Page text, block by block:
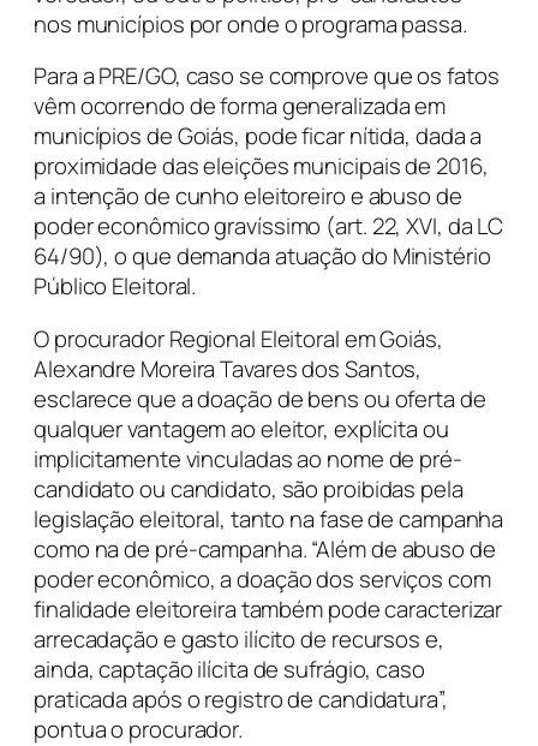
nos municípios por onde o programa passa.
Para a PRE/GO, caso se comprove que os fatos
vêm ocorrendo de forma generalizada em
municípios de Goiás, pode ficar nítida, dada a
proximidade das eleições municipais de 2016,
a intenção de cunho eleitoreiro e abuso de
poder econômico gravíssimo (art. 22, XVI, da LC
64/90), o que demanda atuação do Ministério
Público Eleitoral.
O procurador Regional Eleitoral em Goiás,
Alexandre Moreira Tavares dos Santos,
esclarece que a doação de bens ou oferta de
qualquer vantagem ao eleitor, explícita ou
implicitamente vinculadas ao nome de pré-
candidato ou candidato, são proibidas pela
legislação eleitoral, tanto na fase de campanha
como na de pré-campanha. “Além de abuso de
poder econômico, a doação dos serviços com
finalidade eleitoreira também pode caracterizar
arrecadação e gasto ilícito de recursos e,
ainda, captação ilícita de sufrágio, caso
praticada após o registro de candidatura”,
pontua o procurador.